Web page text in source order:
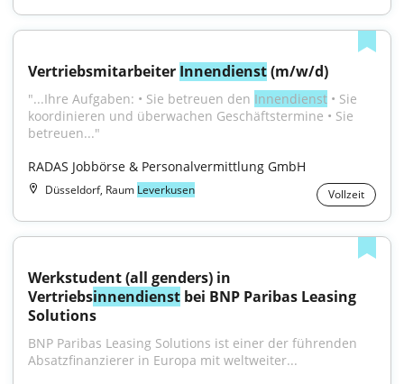
Vertriebsmitarbeiter Innendienst (m/w/d)
"...Ihre Aufgaben: • Sie betreuen den Innendienst • Sie
koordinieren und überwachen Geschäftstermine • Sie
betreuen..."
RADAS Jobbörse & Personalvermittlung GmbH
Düsseldorf, Raum Leverkusen Vollzeit
Werkstudent (all genders) in
Vertriebsinnendienst bei BNP Paribas Leasing
Solutions
BNP Paribas Leasing Solutions ist einer der führenden
Absatzfinanzierer in Europa mit weltweiter...